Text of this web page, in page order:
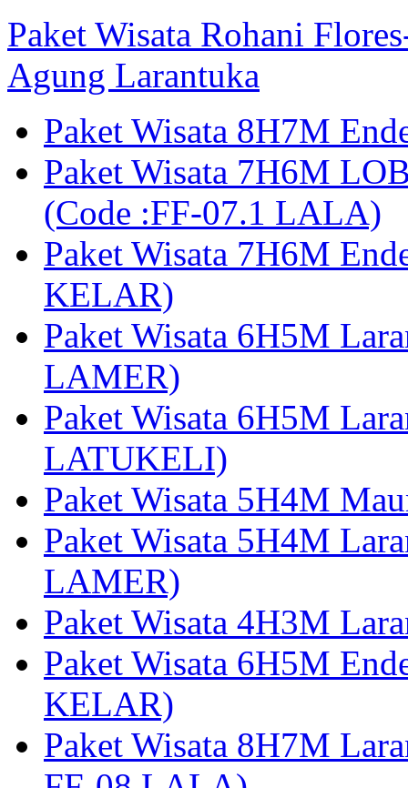
Paket Wisata Rohani
Agung Larantuka
Paket Wisata 8H7M
Paket Wisata 7H6M
(Code :FF-07.1 LALA)
Paket Wisata 7H6M
KELAR)
Paket Wisata 6H5M
LAMER)
Paket Wisata 6H5M
LATUKELI)
Paket Wisata 5H4M
Paket Wisata 5H4M
LAMER)
Paket Wisata 4H3M
Paket Wisata 6H5M
KELAR)
Paket Wisata 8H7M